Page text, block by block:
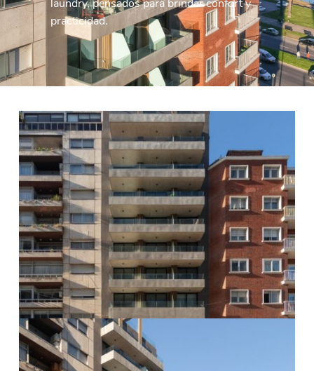
laundry, pensados para brindar confort y
practicidad.